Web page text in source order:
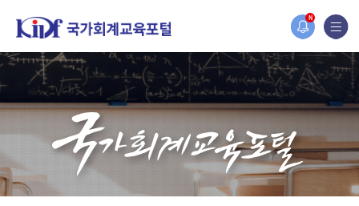
N
홈페이지가 새롭게 개편되었습니다.
한국조세재정연구원홈페이지가 새롭게 개설되었습니다.